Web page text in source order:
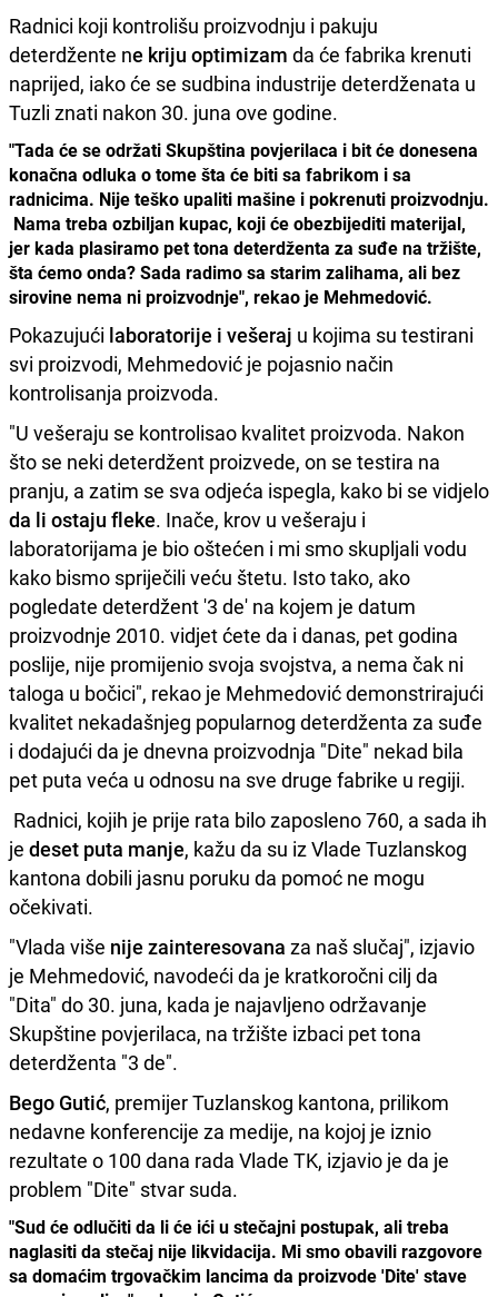
Radnici koji kontrolišu proizvodnju i pakuju
deterdžente ne kriju optimizam da će fabrika krenuti
naprijed, iako će se sudbina industrije deterdženata u
Tuzli znati nakon 30. juna ove godine.
"Tada će se održati Skupština povjerilaca i bit će donesena
konačna odluka o tome šta će biti sa fabrikom i sa
radnicima. Nije teško upaliti mašine i pokrenuti proizvodnju.
Nama treba ozbiljan kupac, koji će obezbijediti materijal,
jer kada plasiramo pet tona deterdženta za suđe na tržište,
šta ćemo onda? Sada radimo sa starim zalihama, ali bez
sirovine nema ni proizvodnje", rekao je Mehmedović.
Pokazujući laboratorije i vešeraj u kojima su testirani
svi proizvodi, Mehmedović je pojasnio način
kontrolisanja proizvoda.
"U vešeraju se kontrolisao kvalitet proizvoda. Nakon
što se neki deterdžent proizvede, on se testira na
pranju, a zatim se sva odjeća ispegla, kako bi se vidjelo
da li ostaju fleke. Inače, krov u vešeraju i
laboratorijama je bio oštećen i mi smo skupljali vodu
kako bismo spriječili veću štetu. Isto tako, ako
pogledate deterdžent '3 de' na kojem je datum
proizvodnje 2010. vidjet ćete da i danas, pet godina
poslije, nije promijenio svoja svojstva, a nema čak ni
taloga u bočici", rekao je Mehmedović demonstrirajući
kvalitet nekadašnjeg popularnog deterdženta za suđe
i dodajući da je dnevna proizvodnja "Dite" nekad bila
pet puta veća u odnosu na sve druge fabrike u regiji.
Radnici, kojih je prije rata bilo zaposleno 760, a sada ih
je deset puta manje, kažu da su iz Vlade Tuzlanskog
kantona dobili jasnu poruku da pomoć ne mogu
očekivati.
"Vlada više nije zainteresovana za naš slučaj", izjavio
je Mehmedović, navodeći da je kratkoročni cilj da
"Dita" do 30. juna, kada je najavljeno održavanje
Skupštine povjerilaca, na tržište izbaci pet tona
deterdženta "3 de".
Bego Gutić, premijer Tuzlanskog kantona, prilikom
nedavne konferencije za medije, na kojoj je iznio
rezultate o 100 dana rada Vlade TK, izjavio je da je
problem "Dite" stvar suda.
"Sud će odlučiti da li će ići u stečajni postupak, ali treba
naglasiti da stečaj nije likvidacija. Mi smo obavili razgovore
sa domaćim trgovačkim lancima da proizvode 'Dite' stave